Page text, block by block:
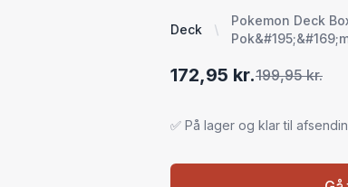
Deck
Pokemon Deck
172,95 kr.199,95 kr.
✅ På lager og klar til